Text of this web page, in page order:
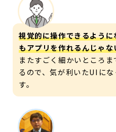
視覚的に操作できるよう
もアプリを作れるんじゃ
またすごく細かいところ
るので、気が利いたUIに
す。